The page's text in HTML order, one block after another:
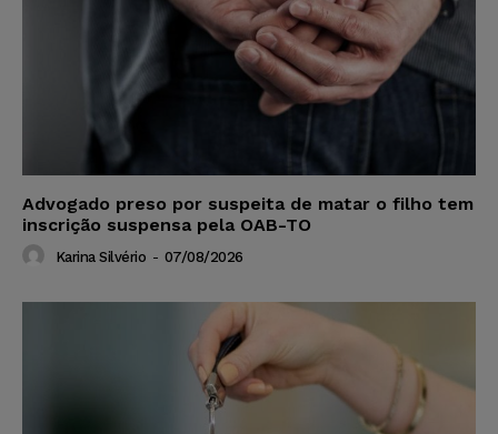
Advogado preso por suspeita de matar o filho tem
inscrição suspensa pela OAB-TO
Karina Silvério - 07/08/2026